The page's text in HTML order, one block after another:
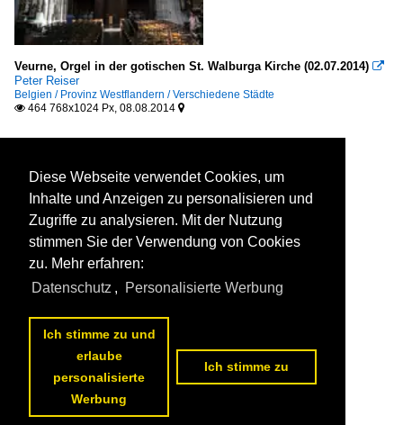
Veurne, Orgel in der gotischen St. Walburga Kirche (02.07.2014) 
Peter Reiser
Belgien / Provinz Westflandern / Verschiedene Städte
 464 768x1024 Px, 08.08.2014 
Diese Webseite verwendet Cookies, um
Inhalte und Anzeigen zu personalisieren und
Zugriffe zu analysieren. Mit der Nutzung
stimmen Sie der Verwendung von Cookies
zu. Mehr erfahren:
Datenschutz , Personalisierte Werbung
Ich stimme zu und
erlaube
personalisierte
Werbung
Ich stimme zu